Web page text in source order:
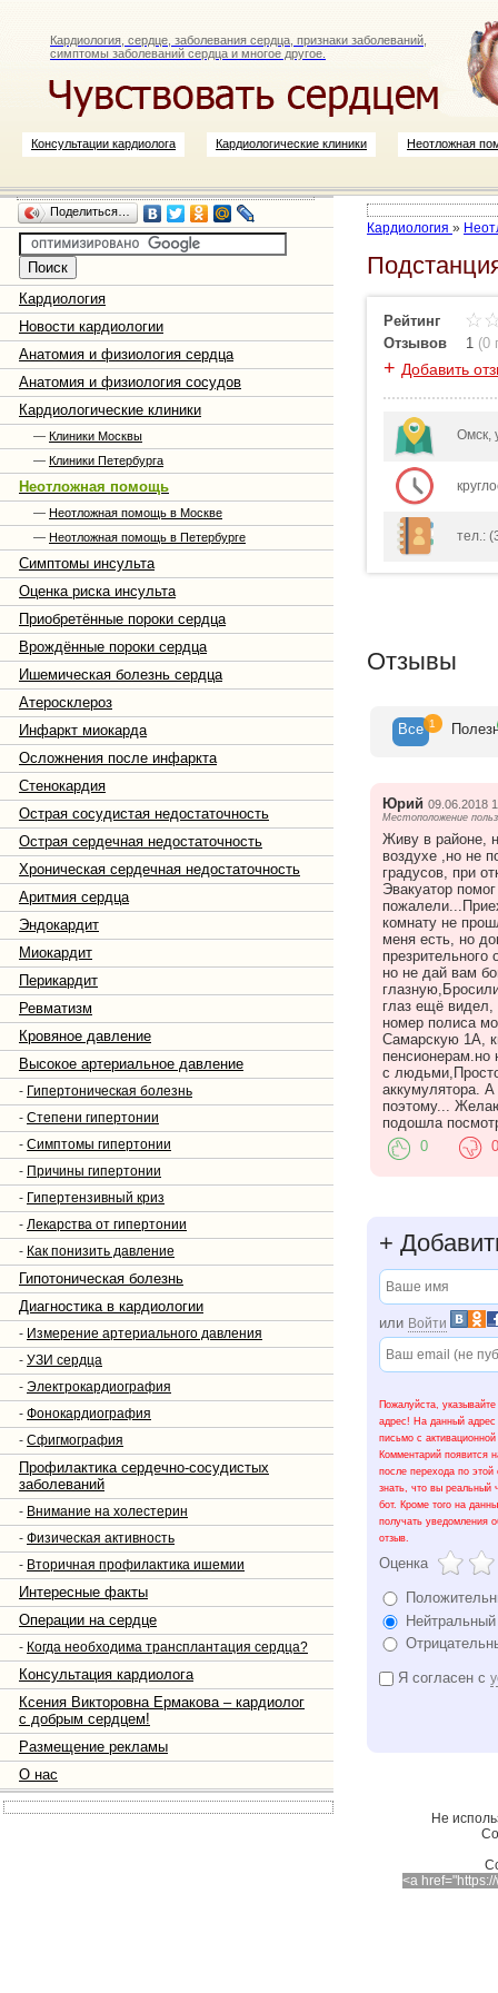
Кардиология, сердце, заболевания сердца, признаки заболеваний,
симптомы заболеваний сердца и многое другое.
Консультации кардиолога Кардиологические клиники Неотложная
Поделиться…
Кардиология
Новости кардиологии
Анатомия и физиология сердца
Анатомия и физиология сосудов
Кардиологические клиники
— Клиники Москвы
— Клиники Петербурга
Неотложная помощь
— Неотложная помощь в Москве
— Неотложная помощь в Петербурге
Симптомы инсульта
Оценка риска инсульта
Приобретённые пороки сердца
Врождённые пороки сердца
Ишемическая болезнь сердца
Атеросклероз
Инфаркт миокарда
Осложнения после инфаркта
Стенокардия
Острая сосудистая недостаточность
Острая сердечная недостаточность
Хроническая сердечная недостаточность
Аритмия сердца
Эндокардит
Миокардит
Перикардит
Ревматизм
Кровяное давление
Высокое артериальное давление
- Гипертоническая болезнь
- Степени гипертонии
- Симптомы гипертонии
- Причины гипертонии
- Гипертензивный криз
- Лекарства от гипертонии
- Как понизить давление
Гипотоническая болезнь
Диагностика в кардиологии
- Измерение артериального давления
- УЗИ сердца
- Электрокардиография
- Фонокардиография
- Сфигмография
Профилактика сердечно-сосудистых
заболеваний
- Внимание на холестерин
- Физическая активность
- Вторичная профилактика ишемии
Интересные факты
Операции на сердце
- Когда необходима трансплантация сердца?
Консультация кардиолога
Ксения Викторовна Ермакова – кардиолог
с добрым сердцем!
Размещение рекламы
О нас
Кардиология »
Рейтинг
Отзывов
1 (0
+ Добавить
Омск,
тел.:
Отзывы
Все 1
Юрий 09.06.2018
Местоположение
Живу в районе,
воздухе ,но не
градусов, при
Эвакуатор
комнату не
меня есть, но
но не дай вам
глаз ещё
номер полиса
Самарскую 1А,
пенсионерам.но
с
аккумулятора.
поэтому...
подошла
0
0
+
или Войти
Пожалуйста,
адрес! На данный адрес
письмо с
Комментарий появится
после перехода по
знать, что вы реальный
бот. Кроме того на
получать уведомления
отзыв.
Оценка
Я согласен с
Не
<a